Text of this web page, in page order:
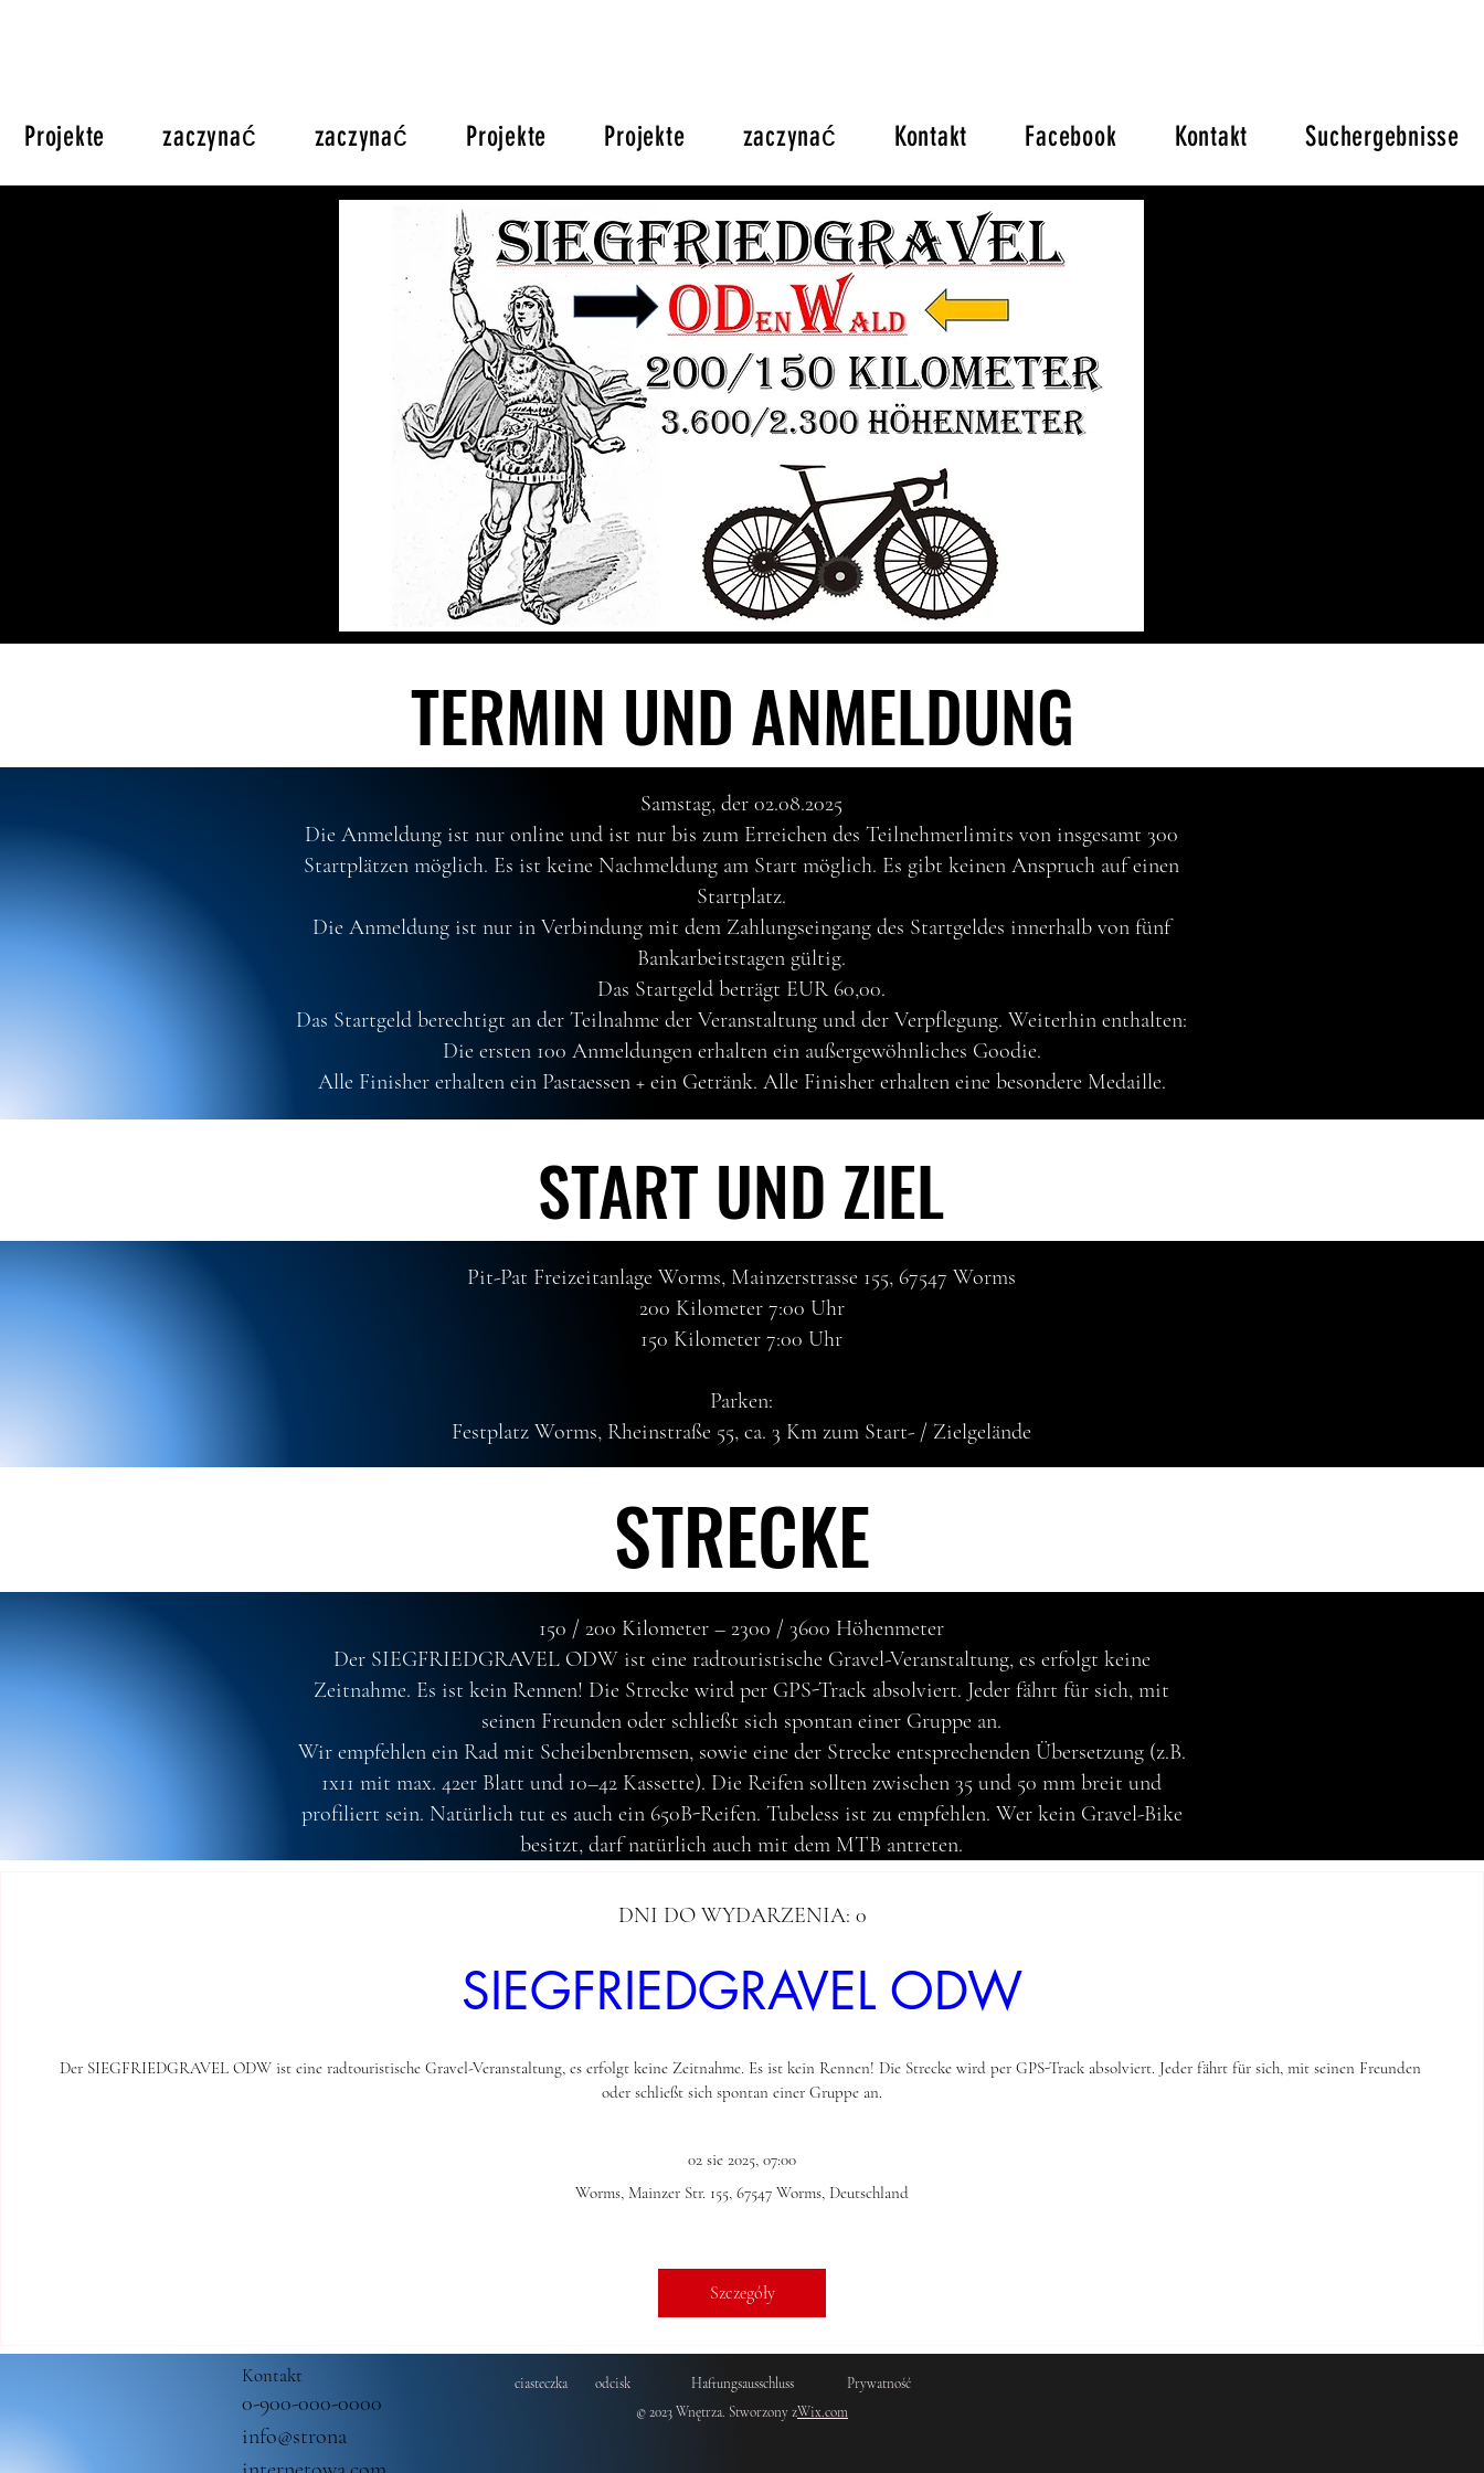
Projekte zaczynać zaczynać Projekte Projekte zaczynać Kontakt Facebook Kontakt Suchergebnisse
TERMIN UND ANMELDUNG
TERMIN UND ANMELDUNG
Samstag, der 02.08.2025
Die Anmeldung ist nur online und ist nur bis zum Erreichen des Teilnehmerlimits von insgesamt 300
Startplätzen möglich. Es ist keine Nachmeldung am Start möglich. Es gibt keinen Anspruch auf einen
Startplatz.
Die Anmeldung ist nur in Verbindung mit dem Zahlungseingang des Startgeldes innerhalb von fünf
Bankarbeitstagen gültig.
Das Startgeld beträgt EUR 60,00.
Das Startgeld berechtigt an der Teilnahme der Veranstaltung und der Verpflegung. Weiterhin enthalten:
Die ersten 100 Anmeldungen erhalten ein außergewöhnliches Goodie.
Alle Finisher erhalten ein Pastaessen + ein Getränk. Alle Finisher erhalten eine besondere Medaille.
START UND ZIEL
START UND ZIEL
Pit-Pat Freizeitanlage Worms, Mainzerstrasse 155, 67547 Worms
200 Kilometer 7:00 Uhr
150 Kilometer 7:00 Uhr
Parken:
Festplatz Worms, Rheinstraße 55, ca. 3 Km zum Start- / Zielgelände
STRECKE
STRECKE
150 / 200 Kilometer ​– 2300 / 3600 Höhenmeter
Der SIEGFRIEDGRAVEL ODW ist eine radtouristische Gravel-Veranstaltung, es erfolgt keine
Zeitnahme. Es ist kein Rennen! Die Strecke wird per GPS-Track absolviert. Jeder fährt für sich, mit
seinen Freunden oder schließt sich spontan einer Gruppe an.
Wir empfehlen ein Rad mit Scheibenbremsen, sowie eine der Strecke entsprechenden Übersetzung (z.B.
1x11 mit max. 42er Blatt und 10–42 Kassette). Die Reifen sollten zwischen 35 und 50 mm breit und
profiliert sein. Natürlich tut es auch ein 650B-Reifen. Tubeless ist zu empfehlen. Wer kein Gravel-Bike
besitzt, darf natürlich auch mit dem MTB antreten.
DNI DO WYDARZENIA: 0
SIEGFRIEDGRAVEL ODW
Der SIEGFRIEDGRAVEL ODW ist eine radtouristische Gravel-Veranstaltung, es erfolgt keine Zeitnahme. Es ist kein Rennen! Die Strecke wird per GPS-Track absolviert. Jeder fährt für sich, mit seinen Freunden
oder schließt sich spontan einer Gruppe an.
02 sie 2025, 07:00
Worms, Mainzer Str. 155, 67547 Worms, Deutschland
Szczegóły
Kontakt
0-900-000-0000
info@strona
ciasteczka odcisk Haftungsausschluss
Prywatność
© 2023 Wnętrza. Stworzony zWix.com